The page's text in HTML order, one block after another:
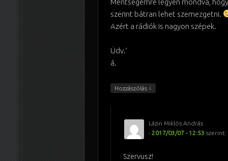
szerint bátran lehet szemezgetni.
Azért a rádiók is nagyon szépek.
Üdv.’
á.
Hozzászólás ↓
Lázin Miklós András
-2017/03/07 - 12:53 szerint:
Szervusz!